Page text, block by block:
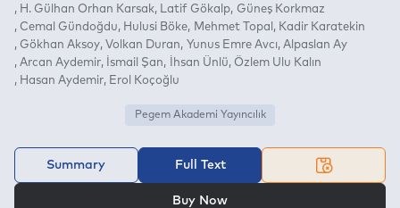
H. Gülhan Orhan Karsak
Latif Gökalp
Güneş Korkmaz
Cemal Gündoğdu
Hulusi Böke Mehmet Topal
Kadir Karatekin
Gökhan Aksoy Volkan Duran Yunus Emre Avcı Alpaslan Ay
Arcan Aydemir
İsmail Şan İhsan Ünlü
Özlem Ulu Kalın
Hasan Aydemir
Erol Koçoğlu
Pegem Akademi Yayıncılık
Summary Full Text
Buy Now